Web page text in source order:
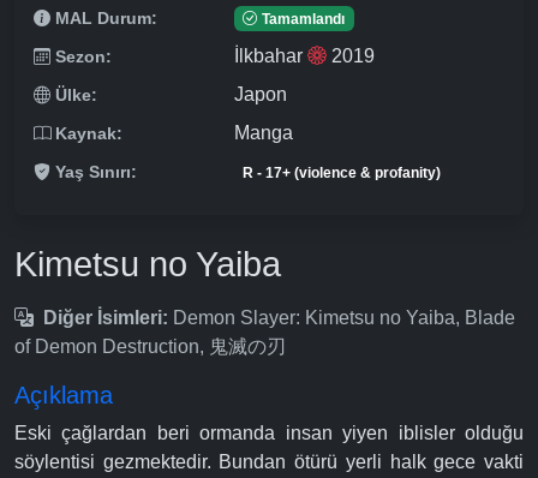
MAL Durum: Tamamlandı
Sezon: İlkbahar 2019
Ülke: Japon
Kaynak: Manga
Yaş Sınırı: R - 17+ (violence & profanity)
Kimetsu no Yaiba
Diğer İsimleri: Demon Slayer: Kimetsu no Yaiba, Blade
of Demon Destruction, 鬼滅の刃
Açıklama
Eski çağlardan beri ormanda insan yiyen iblisler olduğu
söylentisi gezmektedir. Bundan ötürü yerli halk gece vakti